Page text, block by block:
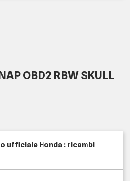
OBD2 RBW SKULL
ufficiale Honda : ricambi